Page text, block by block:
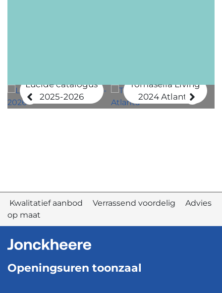
Lucide catalogus
2025-2026
Tomasella Living
2024 Atlanta
Kwalitatief aanbod Verrassend voordelig Advies
op maat
Openingsuren toonzaal